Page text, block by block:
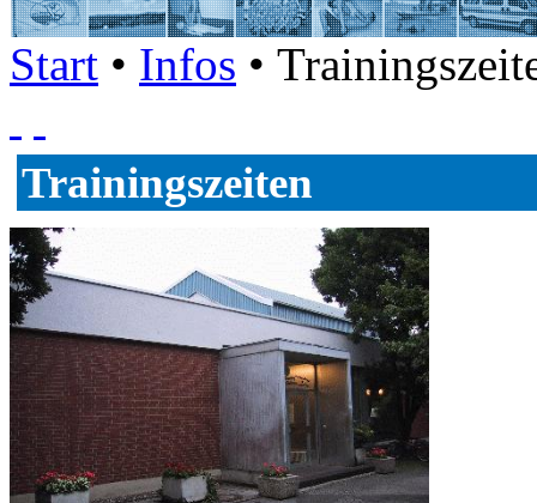
Start • Infos •
Trainingszeiten